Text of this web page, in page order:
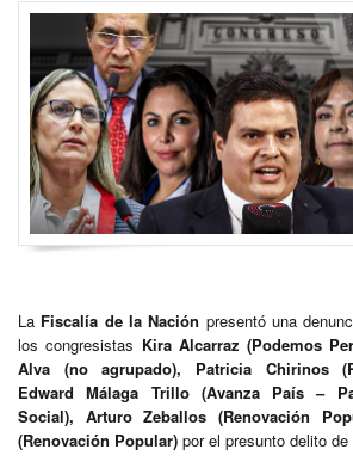
La Fiscalía de la Nación presentó una
los congresistas Kira Alcarraz (Podemos
Alva (no agrupado), Patricia Chirinos
Edward Málaga Trillo (Avanza País –
Social), Arturo Zeballos (Renovación
(Renovación Popular) por el presunto delito